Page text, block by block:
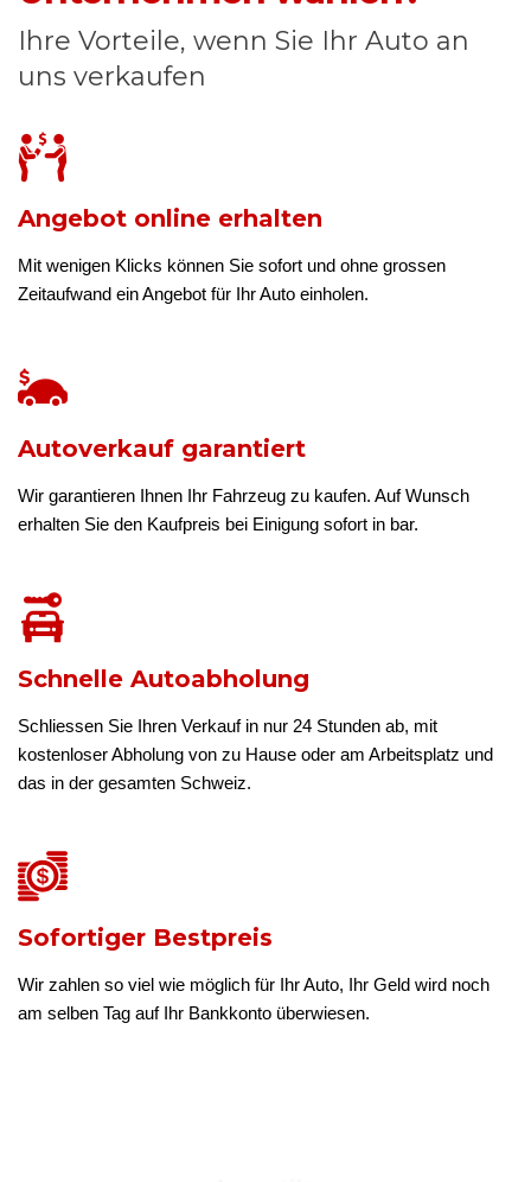
Ihre Vorteile, wenn Sie Ihr Auto an
uns verkaufen
Angebot online erhalten
Mit wenigen Klicks können Sie sofort und ohne grossen
Zeitaufwand ein Angebot für Ihr Auto einholen.
Autoverkauf garantiert
Wir garantieren Ihnen Ihr Fahrzeug zu kaufen. Auf Wunsch
erhalten Sie den Kaufpreis bei Einigung sofort in bar.
Schnelle Autoabholung
Schliessen Sie Ihren Verkauf in nur 24 Stunden ab, mit
kostenloser Abholung von zu Hause oder am Arbeitsplatz und
das in der gesamten Schweiz.
Sofortiger Bestpreis
Wir zahlen so viel wie möglich für Ihr Auto, Ihr Geld wird noch
am selben Tag auf Ihr Bankkonto überwiesen.